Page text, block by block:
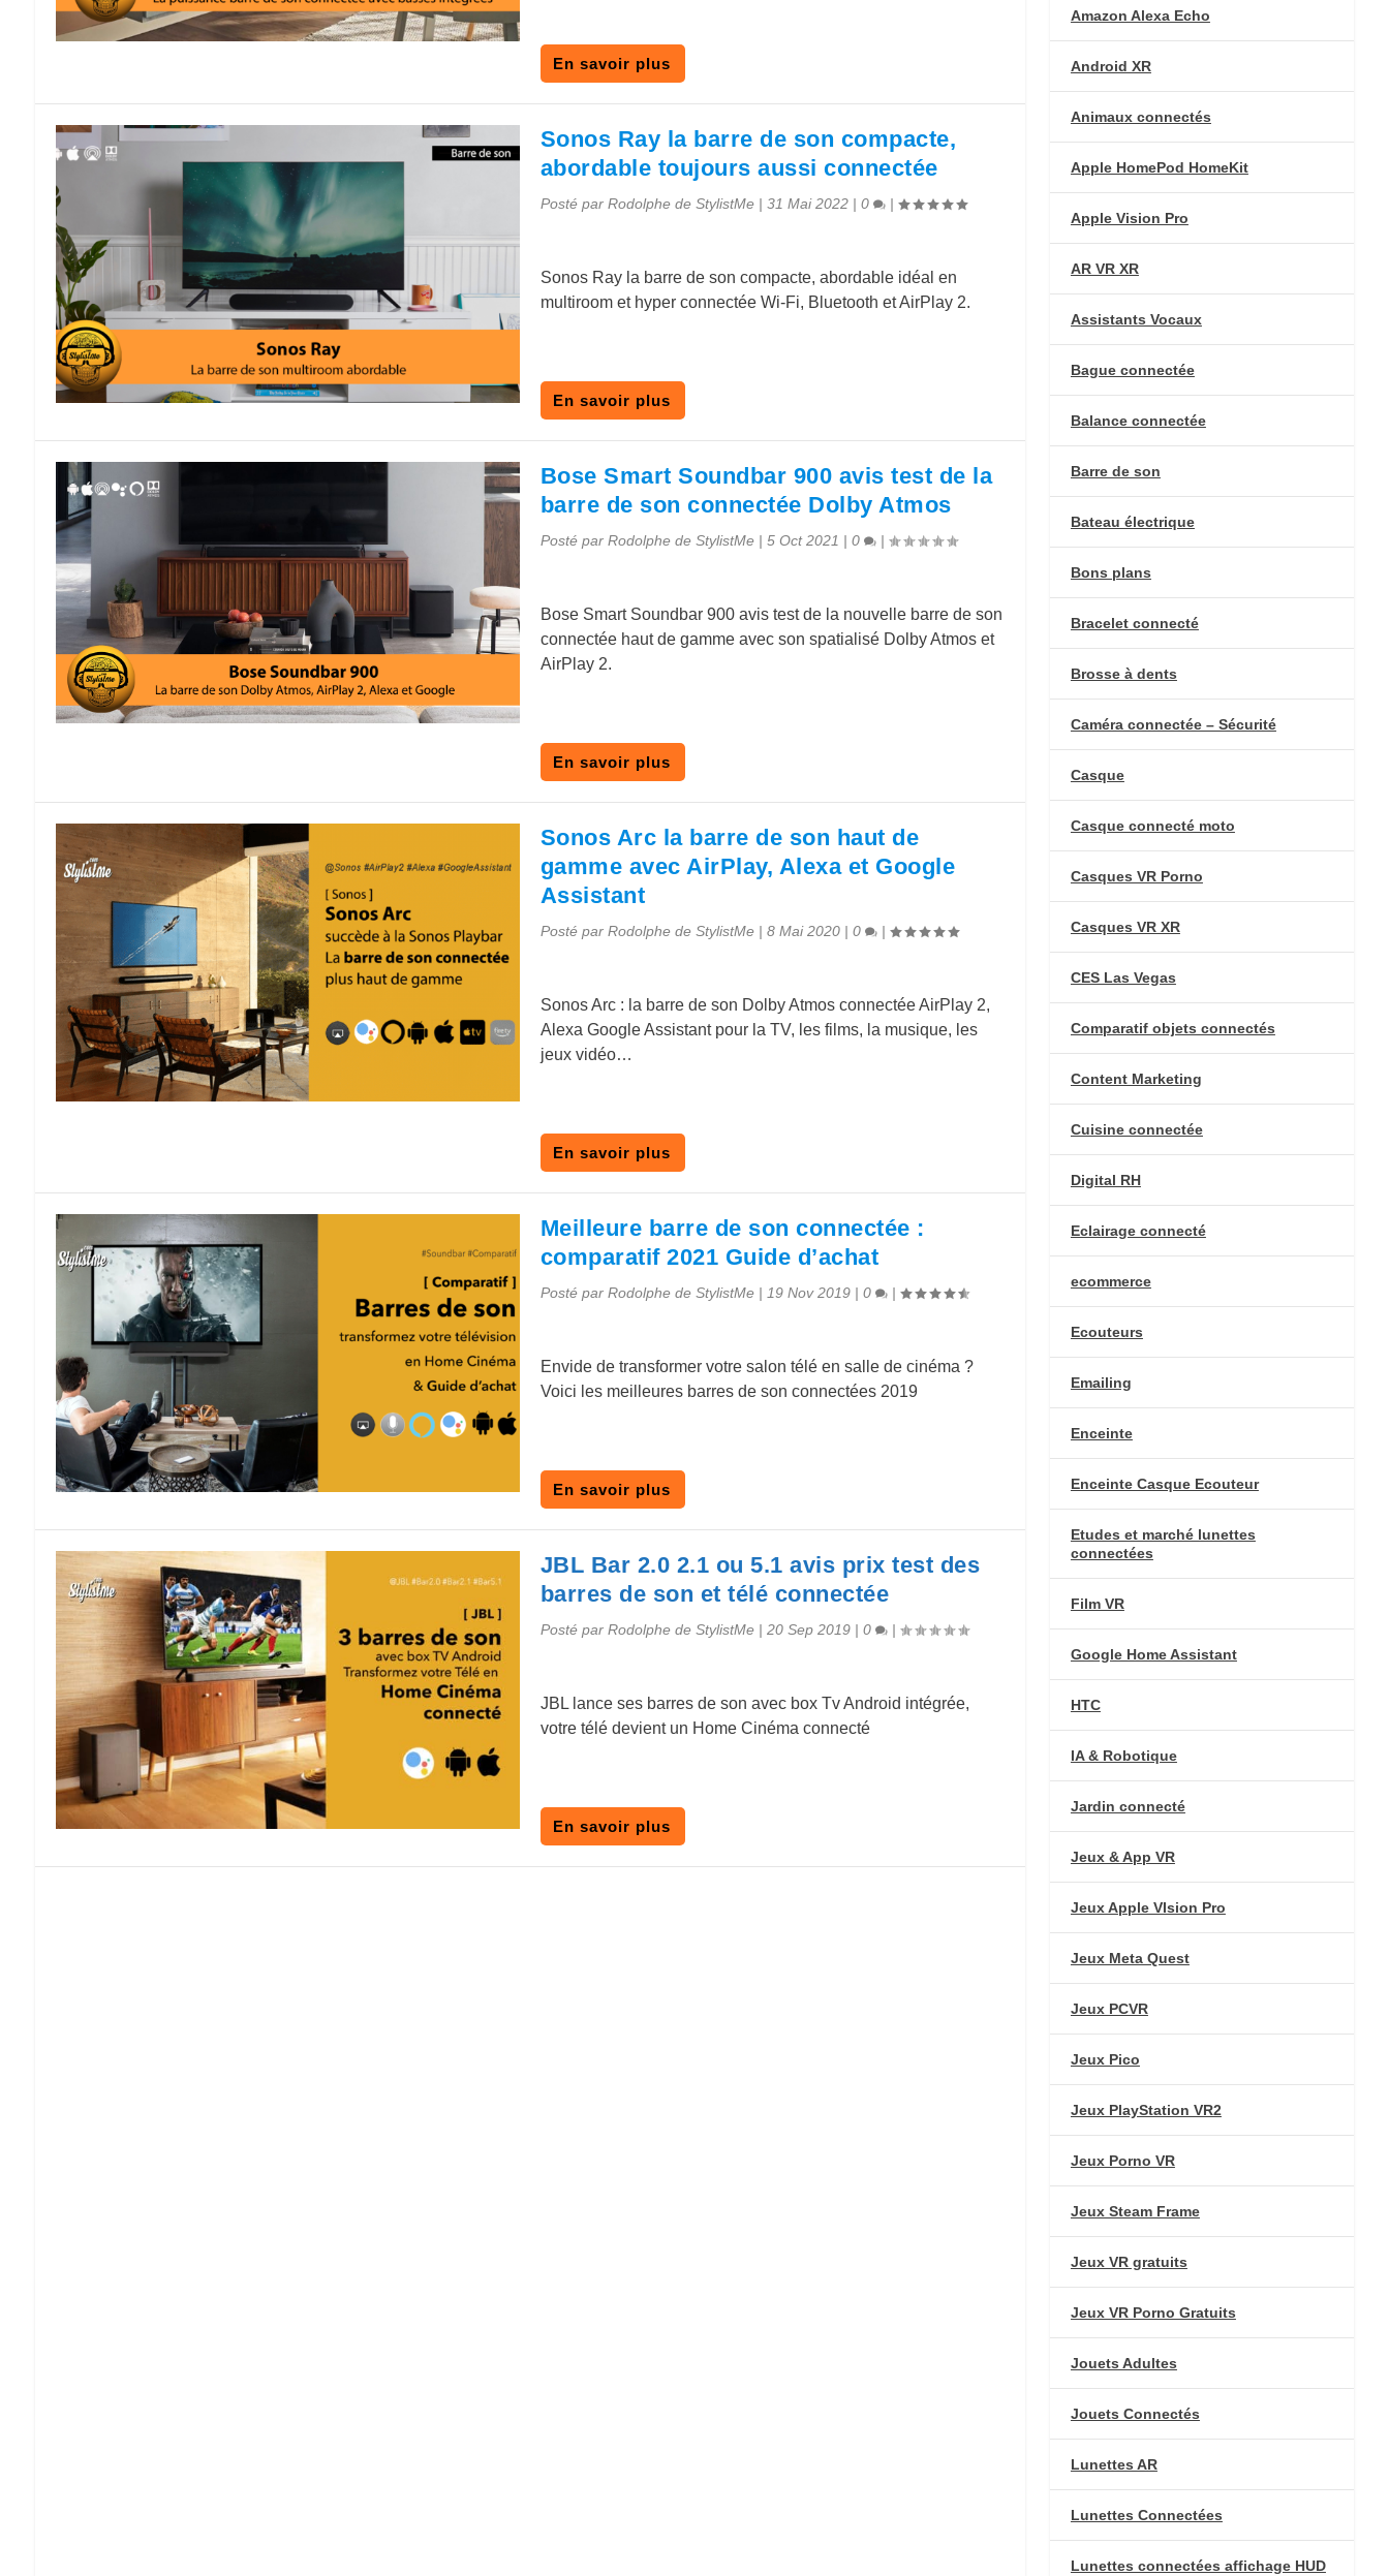
En savoir plus
Sonos Ray la barre de son compacte,
abordable toujours aussi connectée
Posté par Rodolphe de StylistMe| 31 Mai 2022| 0 |
Sonos Ray la barre de son compacte, abordable idéal en
multiroom et hyper connectée Wi-Fi, Bluetooth et AirPlay 2.
En savoir plus
Bose Smart Soundbar 900 avis test de la
barre de son connectée Dolby Atmos
Posté par Rodolphe de StylistMe| 5 Oct 2021 | 0 |
Bose Smart Soundbar 900 avis test de la nouvelle barre de son
connectée haut de gamme avec son spatialisé Dolby Atmos et
AirPlay 2.
En savoir plus
Sonos Arc la barre de son haut de
gamme avec AirPlay, Alexa et Google
Assistant
Posté par Rodolphe de StylistMe| 8 Mai 2020| 0 |
Sonos Arc : la barre de son Dolby Atmos connectée AirPlay 2,
Alexa Google Assistant pour la TV, les films, la musique, les
jeux vidéo…
En savoir plus
Meilleure barre de son connectée :
comparatif 2021 Guide d’achat
Posté par Rodolphe de StylistMe| 19 Nov 2019| 0 |
Envide de transformer votre salon télé en salle de cinéma ?
Voici les meilleures barres de son connectées 2019
En savoir plus
JBL Bar 2.0 2.1 ou 5.1 avis prix test des
barres de son et télé connectée
Posté par Rodolphe de StylistMe| 20 Sep 2019| 0 |
JBL lance ses barres de son avec box Tv Android intégrée,
votre télé devient un Home Cinéma connecté
En savoir plus
Amazon Alexa Echo
Android XR
Animaux connectés
Apple HomePod HomeKit
Apple Vision Pro
AR VR XR
Assistants Vocaux
Bague connectée
Balance connectée
Barre de son
Bateau électrique
Bons plans
Bracelet connecté
Brosse à dents
Caméra connectée – Sécurité
Casque
Casque connecté moto
Casques VR Porno
Casques VR XR
CES Las Vegas
Comparatif objets connectés
Content Marketing
Cuisine connectée
Digital RH
Eclairage connecté
ecommerce
Ecouteurs
Emailing
Enceinte
Enceinte Casque Ecouteur
Etudes et marché lunettes
connectées
Film VR
Google Home Assistant
HTC
IA & Robotique
Jardin connecté
Jeux & App VR
Jeux Apple VIsion Pro
Jeux Meta Quest
Jeux PCVR
Jeux Pico
Jeux PlayStation VR2
Jeux Porno VR
Jeux Steam Frame
Jeux VR gratuits
Jeux VR Porno Gratuits
Jouets Adultes
Jouets Connectés
Lunettes AR
Lunettes Connectées
Lunettes connectées affichage HUD